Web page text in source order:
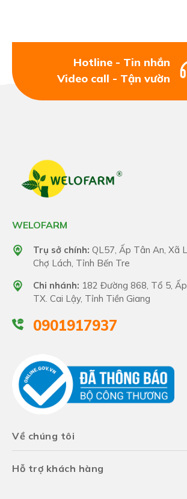
Hotline - Tin nhắn
Video call - Tận vườn
WELOFARM
Trụ sở chính: QL57, Ấp Tân An, Xã
Chợ Lách, Tỉnh Bến Tre
Chi nhánh: 182 Đường 868, Tổ 5,
TX. Cai Lậy, Tỉnh Tiền Giang
0901917937
Về chúng tôi
Hỗ trợ khách hàng